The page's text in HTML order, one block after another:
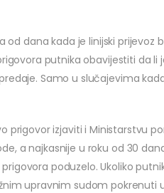
od dana kada je linijski prijevoz
putnika obavijestiti da li
Samo u slučajevima
prigovor izjaviti i Ministarstvu
a najkasnije u roku od 30
poduzelo. Ukoliko
upravnim sudom pokrenuti